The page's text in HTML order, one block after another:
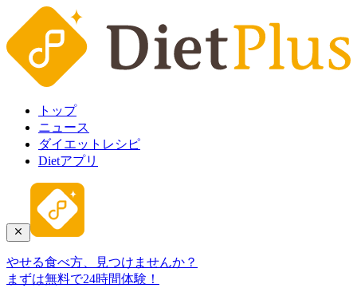
トップ
ニュース
ダイエットレシピ
Dietアプリ
やせる食べ方、見つけませんか？
まずは無料で24時間体験！